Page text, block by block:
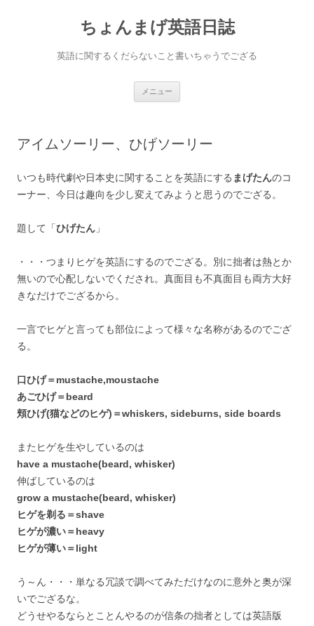
ちょんまげ英語日誌
英語に関するくだらないこと書いちゃうでござる
メニュー
ス
プ
アイムソーリー、ひげソーリー
いつも時代劇や日本史に関することを英語にする まげたんのコ
ーナー、今日は趣向を少し変えてみようと思うのでござる。
題して「ひげたん 」
・・・つまりヒゲを英語にするのでござる。別に拙者は熱とか
無いので心配しないでくだされ。真面目も不真面目も両方大好
きなだけでござるから。
一言でヒゲと言っても部位によって様々な名称があるのでござ
る。
口ひげ＝mustache,moustache
あごひげ＝beard
頬ひげ(猫などのヒゲ)＝whiskers, sideburns, side boards
またヒゲを生やしているのは
have a mustache(beard, whisker)
伸ばしているのは
grow a mustache(beard, whisker)
ヒゲを剃る＝shave
ヒゲが濃い＝heavy
ヒゲが薄い＝light
う～ん・・・単なる冗談で調べてみただけなのに意外と奥が深
いでござるな。
どうせやるならとことんやるのが信条の拙者としては英語版